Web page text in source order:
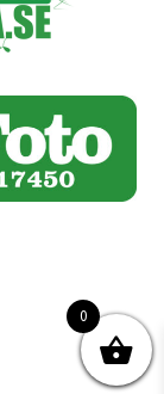
0